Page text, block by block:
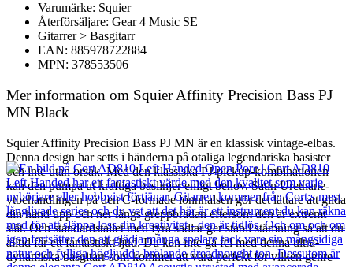
Varumärke: Squier
Återförsäljare: Gear 4 Music SE
Gitarrer > Basgitarr
EAN: 885978722884
MPN: 378553506
Mer information om Squier Affinity Precision Bass PJ
MN Black
Squier Affinity Precision Bass PJ MN är en klassisk vintage-elbas.
Denna design har setts i händerna på otaliga legendariska basister
och inte utan orsak. Med den klassiska PJ-pickup-kombinationen
kan den pumpa ut kraftiga baslinjer enligt behov. Satin Urethane-
ytbehandlingen på den C-formade lönnhalsen gör det lättare att glida
din hand upp och ner längs greppbrädan eftersom den är extremt
slät. Och standardstallet med fyra sadlar ger stabil stämning så att du
alltid får ett fantastiskt ljud. Du kan inte gå fel med denna ultra-
dynamiska basgitarr som kommer att vara perfekt för vilken genre